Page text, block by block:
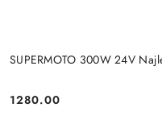
SUPERMOTO 300W 24V
Cena:
1280.00